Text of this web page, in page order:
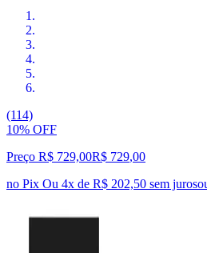
(114)
10% OFF
Preço R$ 729,00R$ 729,00
no Pix Ou 4x de R$ 202,50 sem juros